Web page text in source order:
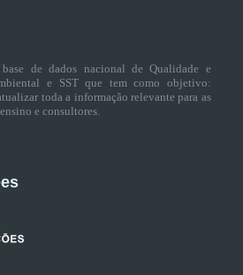
de dados nacional de Qualidade e
e SST que tem como objetivo:
toda a informação relevante para as
e consultores.